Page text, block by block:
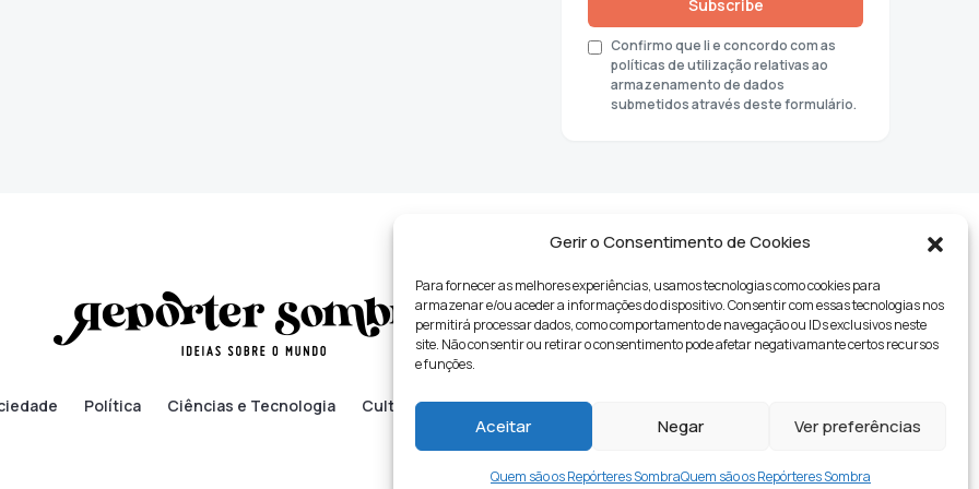
Gerir o Consentimento de Cookies
Para fornecer as melhores experiências, usamos tecnologias como cookies para
armazenar e/ou aceder a informações do dispositivo. Consentir com essas tecnologias nos
permitirá processar dados, como comportamento de navegação ou IDs exclusivos neste
site. Não consentir ou retirar o consentimento pode afetar negativamante certos recursos
e funções.
Aceitar Negar Ver preferências
Quem são os Repórteres SombraQuem são os Repórteres Sombra
Subscribe
Confirmo que li e concordo com as
políticas de utilização relativas ao
armazenamento de dados
submetidos através deste formulário.
Política Ciências e Tecnologia Cultura Lifestyle